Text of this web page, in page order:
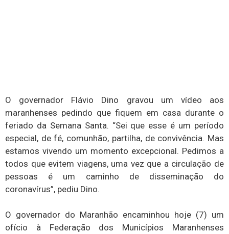
O governador Flávio Dino gravou um vídeo aos
maranhenses pedindo que fiquem em casa durante o
feriado da Semana Santa. “Sei que esse é um período
especial, de fé, comunhão, partilha, de convivência. Mas
estamos vivendo um momento excepcional. Pedimos a
todos que evitem viagens, uma vez que a circulação de
pessoas é um caminho de disseminação do
coronavírus”, pediu Dino.
O governador do Maranhão encaminhou hoje (7) um
ofício à Federação dos Municípios Maranhenses